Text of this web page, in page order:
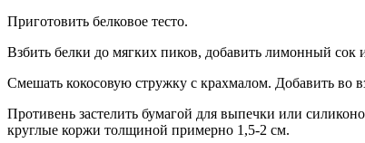
Приготовить белковое тесто.
Взбить белки до мягких пиков, добавить лимонный сок
Смешать кокосовую стружку с крахмалом. Добавить во
Противень застелить бумагой для выпечки или
круглые коржи толщиной примерно 1,5-2 см.